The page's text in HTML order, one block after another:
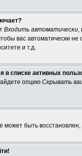
Входить автоматически,
вас автоматически
и т.д.
в списке активных
опцию Скрывать
может быть